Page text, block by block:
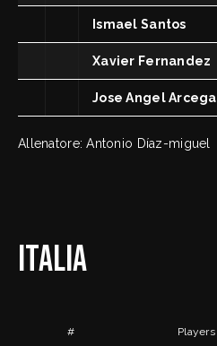
ITALIA
# Players
Ismael Santos
Xavier Fernandez
Jose Angel Arcega
Allenatore: Antonio Díaz-miguel